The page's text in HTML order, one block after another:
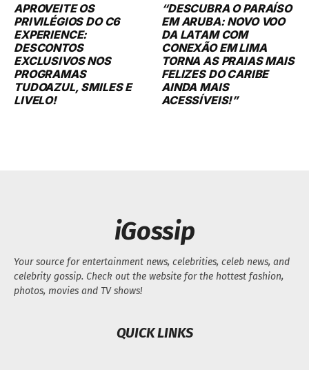
APROVEITE OS
PRIVILÉGIOS DO C6
EXPERIENCE:
DESCONTOS
EXCLUSIVOS NOS
PROGRAMAS
TUDOAZUL, SMILES E
LIVELO!
“DESCUBRA O PARAÍSO
EM ARUBA: NOVO VOO
DA LATAM COM
CONEXÃO EM LIMA
TORNA AS PRAIAS MAIS
FELIZES DO CARIBE
AINDA MAIS
ACESSÍVEIS!”
iGossip
Your source for entertainment news, celebrities, celeb news, and
celebrity gossip. Check out the website for the hottest fashion,
photos, movies and TV shows!
QUICK LINKS